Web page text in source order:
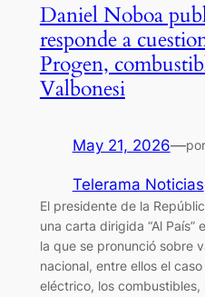
Daniel Noboa
responde a
Progen,
Valbonesi
May 21, 2026—por
Telerama Noticias
El presidente de la
una carta dirigida “Al País”
la que se pronunció sobre
nacional, entre ellos el
eléctrico, los combustibles,